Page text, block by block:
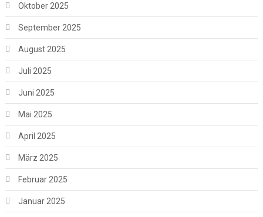
Oktober 2025
September 2025
August 2025
Juli 2025
Juni 2025
Mai 2025
April 2025
März 2025
Februar 2025
Januar 2025